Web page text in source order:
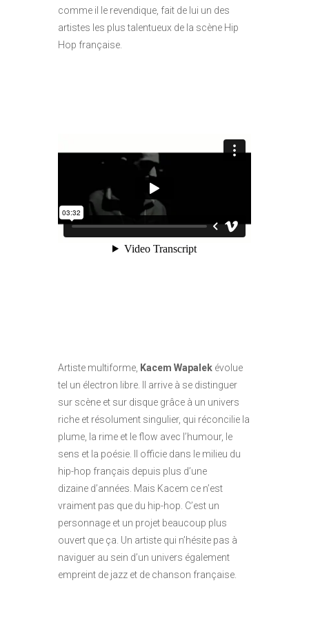
comme il le revendique, fait de lui un des
artistes les plus talentueux de la scène Hip
Hop française.
Artiste multiforme, Kacem Wapalek évolue
tel un électron libre. Il arrive à se distinguer
sur scène et sur disque grâce à un univers
riche et résolument singulier, qui réconcilie la
plume, la rime et le flow avec l’humour, le
sens et la poésie. Il officie dans le milieu du
hip-hop français depuis plus d’une
dizaine d’années. Mais Kacem ce n’est
vraiment pas que du hip-hop. C’est un
personnage et un projet beaucoup plus
ouvert que ça. Un artiste qui n’hésite pas à
naviguer au sein d’un univers également
empreint de jazz et de chanson française.